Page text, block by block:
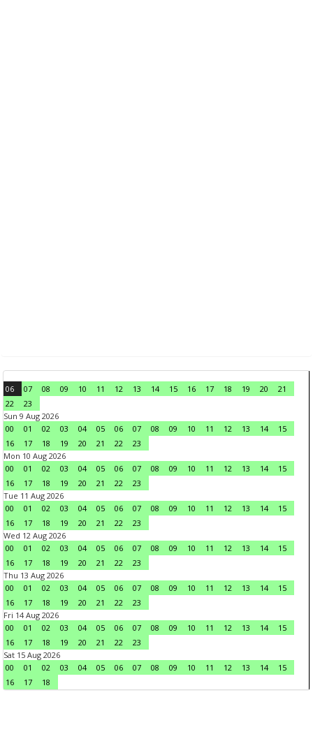
06 07 08 09 10 11 12 13 14 15 16 17 18 19 20
21
22
23
Sun 9 Aug 2026
00
01 02 03 04 05 06 07 08 09 10 11 12 13 14
15
16
17 18 19 20 21 22
23
Mon 10 Aug 2026
00
01 02 03 04 05 06 07 08 09 10 11 12 13 14
15
16
17 18 19 20 21 22
23
Tue 11 Aug 2026
00
01 02 03 04 05 06 07 08 09 10 11 12 13 14
15
16
17 18 19 20 21 22
23
Wed 12 Aug 2026
00
01 02 03 04 05 06 07 08 09 10 11 12 13 14
15
16
17 18 19 20 21 22
23
Thu 13 Aug 2026
00
01 02 03 04 05 06 07 08 09 10 11 12 13 14
15
16
17 18 19 20 21 22
23
Fri 14 Aug 2026
00
01 02 03 04 05 06 07 08 09 10 11 12 13 14
15
16
17 18 19 20 21 22
23
Sat 15 Aug 2026
00
01 02 03 04 05 06 07 08 09 10 11 12 13 14
15
16
17 18